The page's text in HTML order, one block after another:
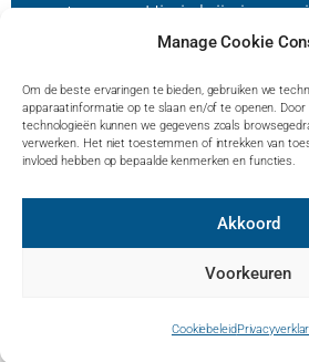
Manage Cookie
Om de beste ervaringen te bieden, gebruiken we
apparaatinformatie op te slaan en/of te openen.
technologieën kunnen we gegevens zoals
verwerken. Het niet toestemmen of intrekken van
invloed hebben op bepaalde kenmerken en functies.
Akkoord
Voorkeuren
Cookiebeleid
ontvangen. Hierin krijg je een
het gebied van marketing en
Ik ga zorgvuldig met jouw
deze nooit doorverkopen.